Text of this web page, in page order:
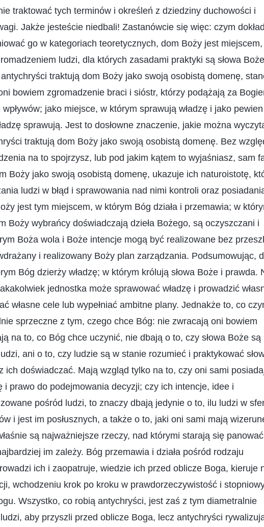
traktować tych terminów i określeń z dziedziny duchowości i
Jakże jesteście niedbali! Zastanówcie się więc: czym
go w kategoriach teoretycznych, dom Boży jest
ludzi, dla których zasadami praktyki są słowa
traktują dom Boży jako swoją osobistą domenę,
bowiem zgromadzenie braci i sióstr, którzy podążają za
jako miejsce, w którym sprawują władzę i jako pewien
sprawują. Jest to dosłowne znaczenie, jakie można
traktują dom Boży jako swoją osobistą domenę. Bez
na to spojrzysz, lub pod jakim kątem to wyjaśniasz, sam
Boży jako swoją osobistą domenę, ukazuje ich naturoistotę,
ludzi w błąd i sprawowania nad nimi kontroli oraz
jest tym miejscem, w którym Bóg działa i przemawia; w
Boży wybrańcy doświadczają dzieła Bożego, są oczyszczani i
Boża wola i Boże intencje mogą być realizowane bez
i realizowany Boży plan zarządzania. Podsumowując,
Bóg dzierży władzę; w którym królują słowa Boże i prawda.
jednostka może sprawować władzę i prowadzić
własne cele lub wypełniać ambitne plany. Jednakże to, co
sprzeczne z tym, czego chce Bóg: nie zwracają oni bowiem
na to, co Bóg chce uczynić, nie dbają o to, czy słowa Boże są
ani o to, czy ludzie są w stanie rozumieć i praktykować
ich doświadczać. Mają wzgląd tylko na to, czy oni sami
i prawo do podejmowania decyzji; czy ich intencje, idee i
pośród ludzi, to znaczy dbają jedynie o to, ilu ludzi w
i jest im posłusznych, a także o to, jaki oni sami mają
są najważniejsze rzeczy, nad którymi starają się
im zależy. Bóg przemawia i działa pośród rodzaju
ich i zaopatruje, wiedzie ich przed oblicze Boga, kieruje
wchodzeniu krok po kroku w prawdorzeczywistość i
Wszystko, co robią antychryści, jest zaś z tym diametralnie
aby przyszli przed oblicze Boga, lecz antychryści